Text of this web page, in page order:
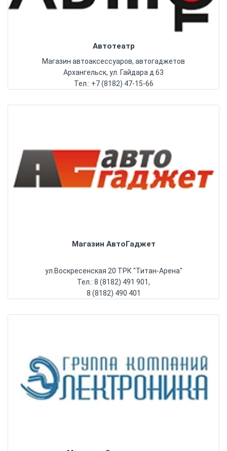
Автотеатр
Магазин автоаксессуаров, автогаджетов
Архангельск, ул. Гайдара д.63
Тел.: +7 (8182) 47-15-66
Магазин АвтоГаджет
ул.Воскресенская 20 ТРК "Титан-Арена"
Тел.: 8 (8182) 491 901,
8 (8182) 490 401